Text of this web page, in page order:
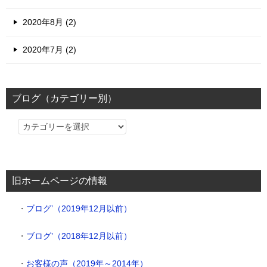
2020年8月 (2)
2020年7月 (2)
ブログ（カテゴリー別）
ブ
（カ
テ
旧ホームページの情報
・ ブログ’（2019年12月以前）
・ ブログ’（2018年12月以前）
・ お客様の声（2019年～2014年）